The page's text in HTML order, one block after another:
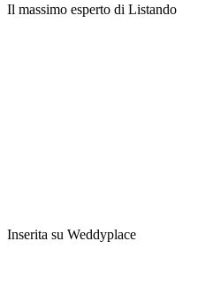
Il massimo esperto di Listando
Inserita su Weddyplace